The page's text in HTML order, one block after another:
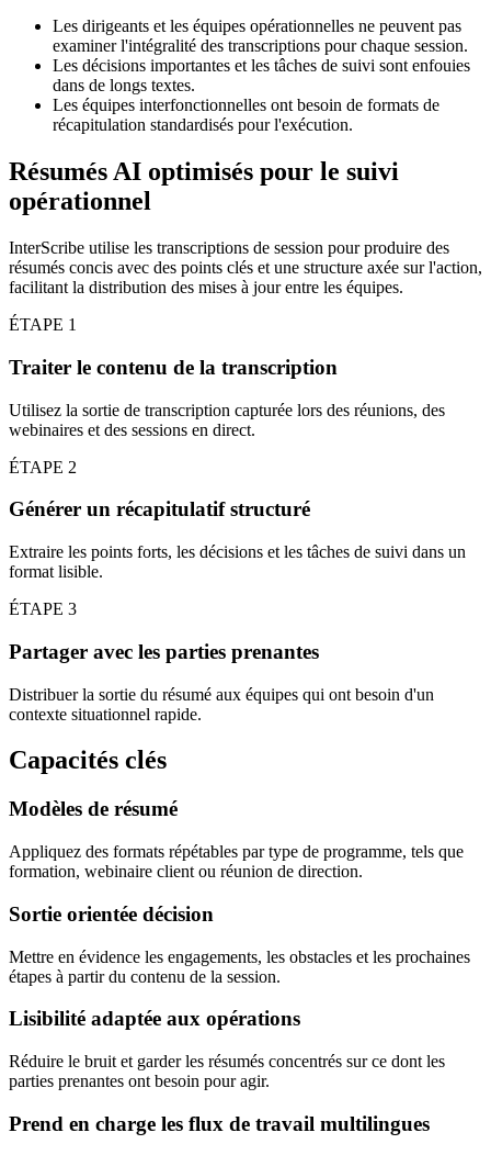
Les dirigeants et les équipes opérationnelles ne peuvent pas
examiner l'intégralité des transcriptions pour chaque session.
Les décisions importantes et les tâches de suivi sont enfouies
dans de longs textes.
Les équipes interfonctionnelles ont besoin de formats de
récapitulation standardisés pour l'exécution.
Résumés AI optimisés pour le suivi
opérationnel
InterScribe utilise les transcriptions de session pour produire des
résumés concis avec des points clés et une structure axée sur l'action,
facilitant la distribution des mises à jour entre les équipes.
ÉTAPE 1
Traiter le contenu de la transcription
Utilisez la sortie de transcription capturée lors des réunions, des
webinaires et des sessions en direct.
ÉTAPE 2
Générer un récapitulatif structuré
Extraire les points forts, les décisions et les tâches de suivi dans un
format lisible.
ÉTAPE 3
Partager avec les parties prenantes
Distribuer la sortie du résumé aux équipes qui ont besoin d'un
contexte situationnel rapide.
Capacités clés
Modèles de résumé
Appliquez des formats répétables par type de programme, tels que
formation, webinaire client ou réunion de direction.
Sortie orientée décision
Mettre en évidence les engagements, les obstacles et les prochaines
étapes à partir du contenu de la session.
Lisibilité adaptée aux opérations
Réduire le bruit et garder les résumés concentrés sur ce dont les
parties prenantes ont besoin pour agir.
Prend en charge les flux de travail multilingues